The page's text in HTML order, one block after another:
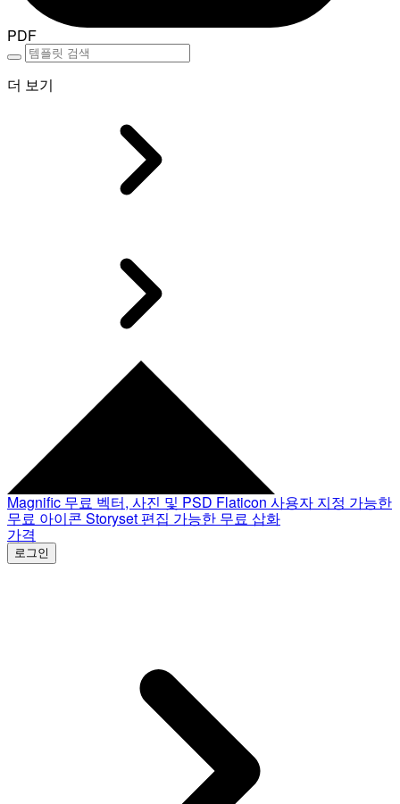
PDF
더 보기
Magnific 무료 벡터, 사진 및 PSD Flaticon 사용자 지정 가능한
무료 아이콘 Storyset 편집 가능한 무료 삽화
가격
로그인